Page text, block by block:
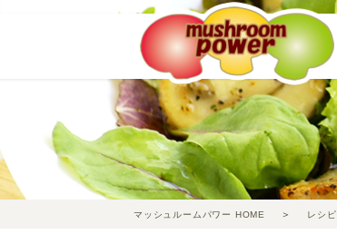
マッシュルームパワー HOME レシ